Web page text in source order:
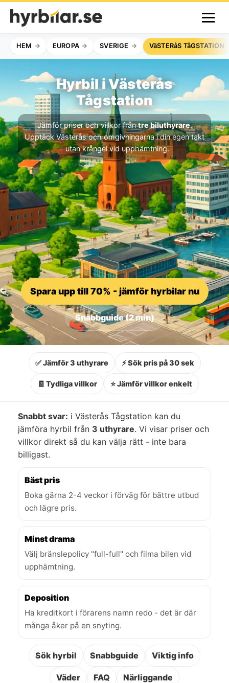
HEM EUROPA SVERIGE VäSTERåS TåGSTATION
Hyrbil i Västerås
Tågstation
Jämför priser och villkor fråntre biluthyrare.
Upptäck Västerås och omgivningarna i din egen takt
- utan krångel vid upphämtning.
Spara upp till 70% - jämför hyrbilar nu
Snabbguide (2 min)
✅ Jämför 3 uthyrare ⚡ Sök pris på 30 sek
🧾 Tydliga villkor ⭐ Jämför villkor enkelt
Snabbt svar: i Västerås Tågstation kan du
jämföra hyrbil från 3 uthyrare. Vi visar priser och
villkor direkt så du kan välja rätt - inte bara
billigast.
Bäst pris
Boka gärna 2-4 veckor i förväg för bättre utbud
och lägre pris.
Minst drama
Välj bränslepolicy "full-full" och filma bilen vid
upphämtning.
Deposition
Ha kreditkort i förarens namn redo - det är där
många åker på en snyting.
Sök hyrbil Snabbguide Viktig info
Väder FAQ Närliggande